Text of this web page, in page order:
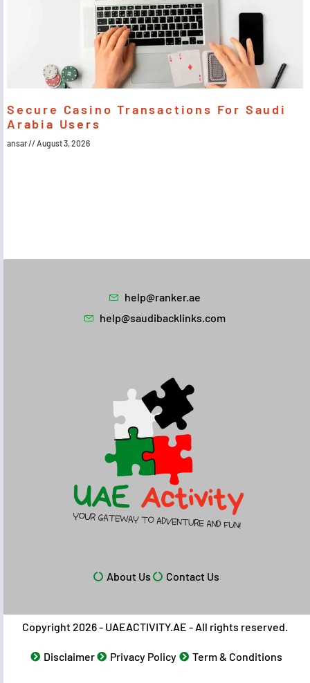
Secure Casino Transactions For Saudi
Arabia Users
ansar August 3, 2026
help@ranker.ae
help@saudibacklinks.com
About Us Contact Us
Copyright 2026 - UAEACTIVITY.AE - All rights reserved.
Disclaimer Privacy Policy Term & Conditions